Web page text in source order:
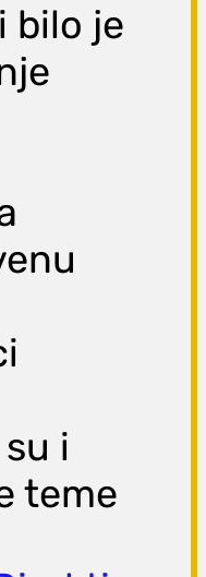
bilo je
i
teme